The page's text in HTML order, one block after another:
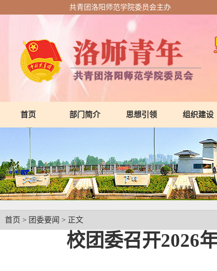
共青团洛阳师范学院委员会主办
首页 部门简介 思想引领 组织建设
首页 > 团委要闻 > 正文
校团委召开2026